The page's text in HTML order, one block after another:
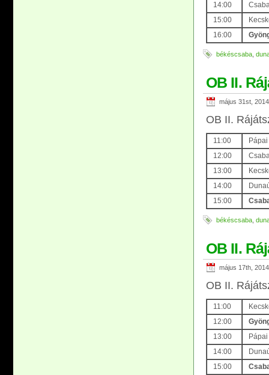
14:00
15:00
16:00
G
békéscsaba
OB II.
május 31st, 2014
OB II.
11:00
12:00
13:00
14:00
15:00
békéscsaba
OB II.
május 17th, 2014
OB II.
11:00
12:00
G
13:00
14:00
15:00